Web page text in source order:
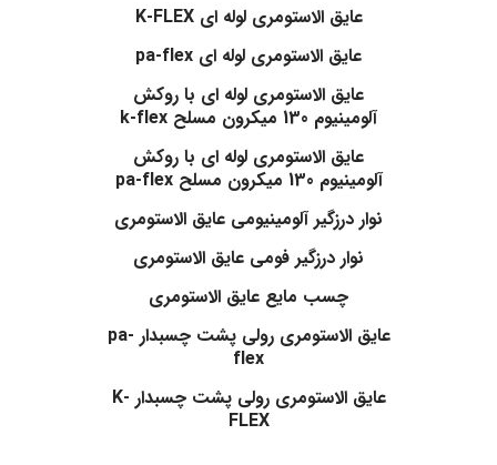
عایق الاستومری لوله ای K-FLEX
عایق الاستومری لوله ای pa-flex
عایق الاستومری لوله ای با روکش
آلومینیوم 130 میکرون مسلح k-flex
عایق الاستومری لوله ای با روکش
آلومینیوم 130 میکرون مسلح pa-flex
نوار درزگیر آلومینیومی عایق الاستومری
نوار درزگیر فومی عایق الاستومری
چسب مایع عایق الاستومری
عایق الاستومری رولی پشت چسبدار pa-
flex
عایق الاستومری رولی پشت چسبدار K-
FLEX